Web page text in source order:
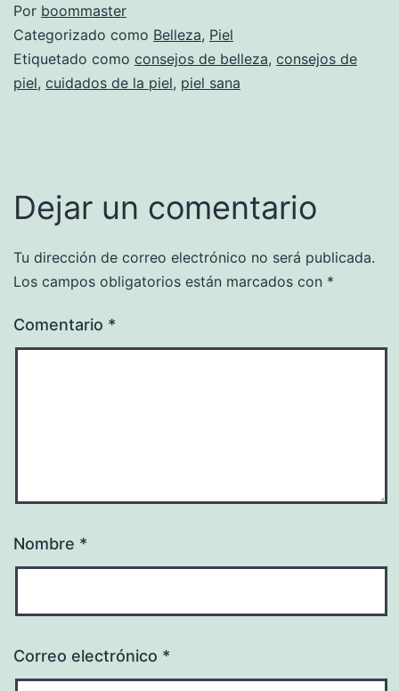
Por boommaster
Categorizado como Belleza, Piel
Etiquetado como consejos de belleza, consejos de
piel, cuidados de la piel, piel sana
Dejar un comentario
Tu dirección de correo electrónico no será publicada.
Los campos obligatorios están marcados con *
Comentario *
Nombre *
Correo electrónico *